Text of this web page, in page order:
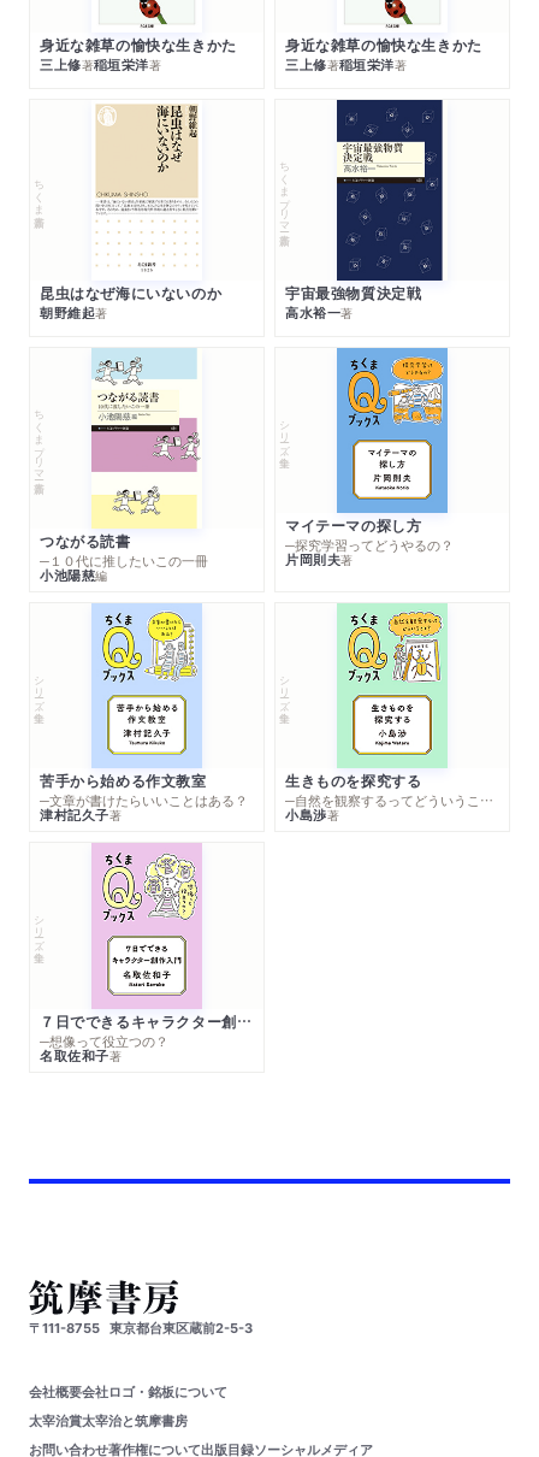
身近な雑草の愉快な生きかた
三上修著稲垣栄洋著
身近な雑草の愉快な生きかた
三上修著稲垣栄洋著
ちくま新書
昆虫はなぜ海にいないのか
朝野維起著
ちくまプリマー新書
宇宙最強物質決定戦
高水裕一著
ちくまプリマー新書
つながる読書
─１０代に推したいこの一冊
小池陽慈編
シリーズ・全集
マイテーマの探し方
─探究学習ってどうやるの？
片岡則夫著
シリーズ・全集
苦手から始める作文教室
─文章が書けたらいいことはある？
津村記久子著
シリーズ・全集
生きものを探究する
─自然を観察するってどういうこと？
小島渉著
シリーズ・全集
７日でできるキャラクター創作入門
─想像って役立つの？
名取佐和子著
〒111-8755 東京都台東区蔵前2-5-3
会社概要会社ロゴ・銘板について
太宰治賞太宰治と筑摩書房
お問い合わせ著作権について出版目録ソーシャルメディア